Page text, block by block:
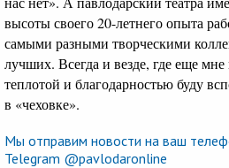
высоты своего 20-летнего опыта
самыми разными творческими
лучших. Всегда и везде, где еще мне
теплотой и благодарностью буду
в «чеховке».
Мы отправим новости на ваш
Telegram @pavlodaronline